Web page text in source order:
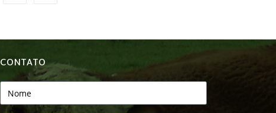
CONTATO